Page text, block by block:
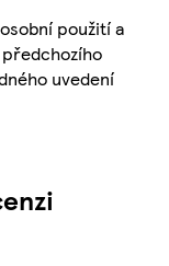
použití a
uvedení